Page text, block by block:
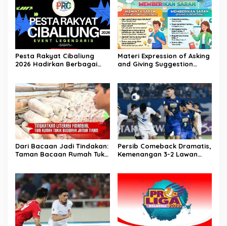
Pesta Rakyat Cibaliung
2026 Hadirkan Berbagai
Materi Expression of Asking
and Giving Suggestion
Dari Bacaan Jadi Tindakan:
Taman Bacaan Rumah Tukik
Ujung Kulon
Persib Comeback Dramatis,
Kemenangan 3-2 Lawan